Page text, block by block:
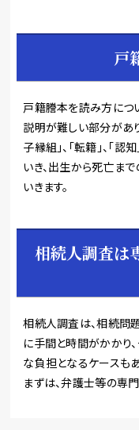
戸
戸籍謄本を読み方につ
説明が難しい部分があり
子縁組」、「転籍」、「
いき、出生から死亡ま
いきます。
相続人調査は
相続人調査は、相続問
に手間と時間がかかり
な負担となるケースもあ
まずは、弁護士等の専